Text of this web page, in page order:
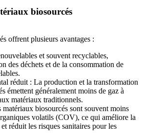
biosourcés
offrent plusieurs avantages :
et souvent recyclables,
des déchets et de la consommation de
réduit : La production et la transformation
émettent généralement moins de gaz à
matériaux traditionnels.
biosourcés sont souvent moins
volatils (COV), ce qui améliore la
réduit les risques sanitaires pour les